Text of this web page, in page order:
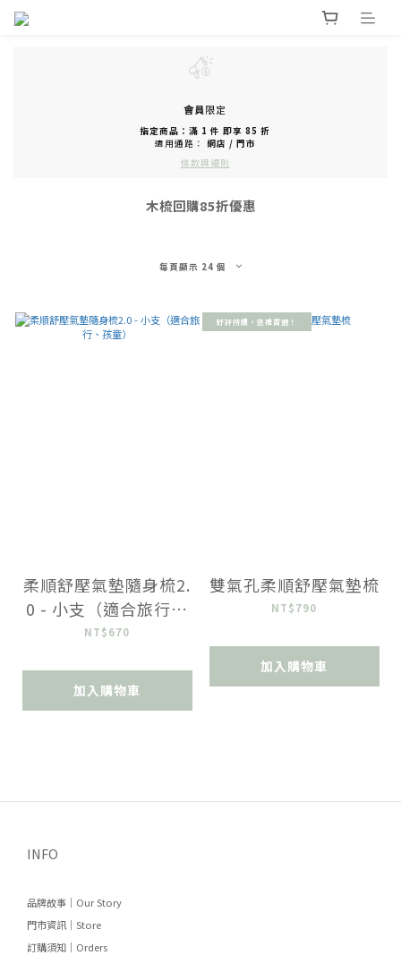
會員限定
指定商品：滿 1 件 即享 85 折
適用通路： 網店 / 門市
條款與細則
木梳回購85折優惠
每頁顯示 24 個
柔順舒壓氣墊隨身梳2.
0 - 小支（適合旅行、
孩童）
NT$670
加入購物車
好評持續，送禮首選！
雙氣孔柔順舒壓氣墊梳
NT$790
加入購物車
INFO
品牌故事｜Our Story
門市資訊｜Store
訂購須知｜Orders